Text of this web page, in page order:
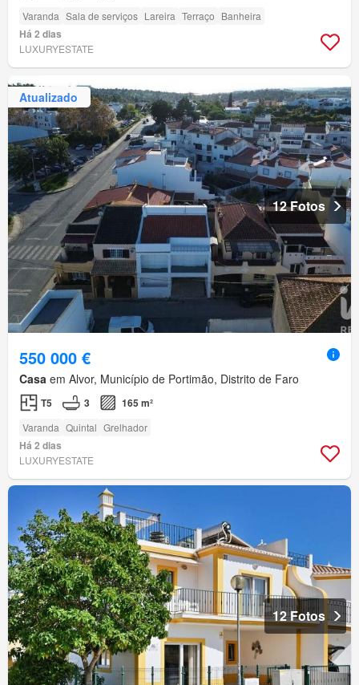
Varanda Sala de serviços Lareira Terraço Banheira
Há 2 dias
LUXURYESTATE
Atualizado
12 Fotos
550 000 €
Casa em Alvor, Município de Portimão, Distrito de Faro
T5 3 165 m²
Varanda Quintal Grelhador
Há 2 dias
LUXURYESTATE
12 Fotos